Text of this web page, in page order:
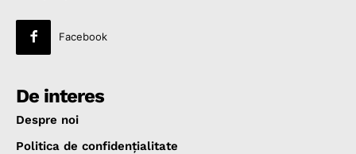
Facebook
De interes
Despre noi
Politica de confidenţialitate